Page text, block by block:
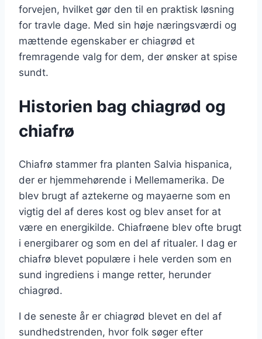
forvejen, hvilket gør den til en praktisk løsning
for travle dage. Med sin høje næringsværdi og
mættende egenskaber er chiagrød et
fremragende valg for dem, der ønsker at spise
sundt.
Historien bag chiagrød og
chiafrø
Chiafrø stammer fra planten Salvia hispanica,
der er hjemmehørende i Mellemamerika. De
blev brugt af aztekerne og mayaerne som en
vigtig del af deres kost og blev anset for at
være en energikilde. Chiafrøene blev ofte brugt
i energibarer og som en del af ritualer. I dag er
chiafrø blevet populære i hele verden som en
sund ingrediens i mange retter, herunder
chiagrød.
I de seneste år er chiagrød blevet en del af
sundhedstrenden, hvor folk søger efter